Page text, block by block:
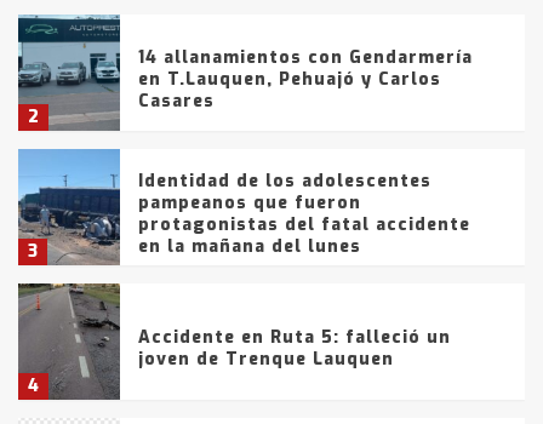
2
14 allanamientos con Gendarmería
en T.Lauquen, Pehuajó y Carlos
Casares
3
Identidad de los adolescentes
pampeanos que fueron
protagonistas del fatal accidente
en la mañana del lunes
4
Accidente en Ruta 5: falleció un
joven de Trenque Lauquen